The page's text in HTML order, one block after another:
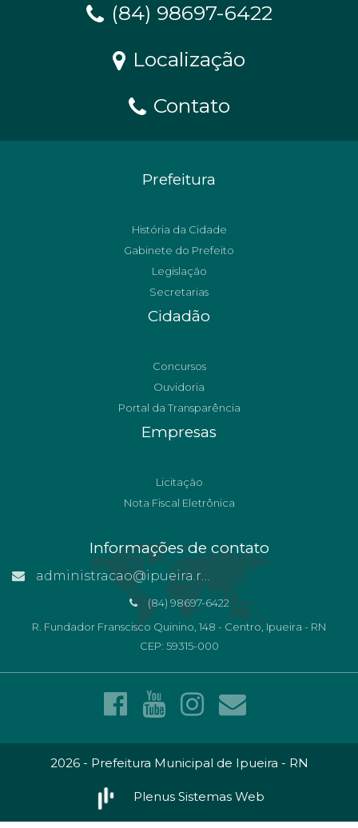
(84) 98697-6422
Localização
Contato
Prefeitura
História da Cidade
Gabinete do Prefeito
Legislação
Secretarias
Cidadão
Concursos
Ouvidoria
Portal da Transparência
Empresas
Licitação
Nota Fiscal Eletrônica
Informações de contato
administracao@ipueira.rn.gov.br
(84) 98697-6422
R. Fundador Franscisco Quinino, 148 - Centro, Ipueira - RN
CEP: 59315-000
2026 - Prefeitura Municipal de Ipueira - RN
Plenus Sistemas Web